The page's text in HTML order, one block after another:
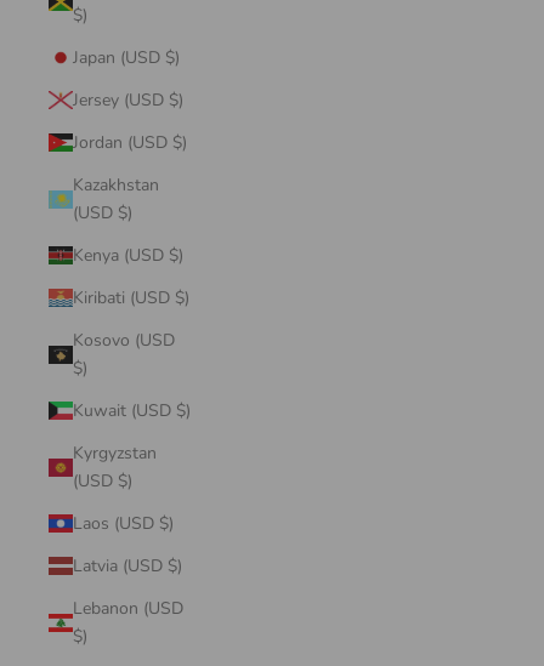
$)
Japan (USD $)
Jersey (USD $)
Jordan (USD $)
Kazakhstan
(USD $)
Kenya (USD $)
Kiribati (USD $)
Kosovo (USD
$)
Kuwait (USD $)
Kyrgyzstan
(USD $)
Laos (USD $)
Latvia (USD $)
Lebanon (USD
$)